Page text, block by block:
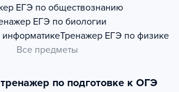
ЕГЭ по обществознанию
ЕГЭ по биологии
Тренажер ЕГЭ по физике
Все предметы
по подготовке к ОГЭ